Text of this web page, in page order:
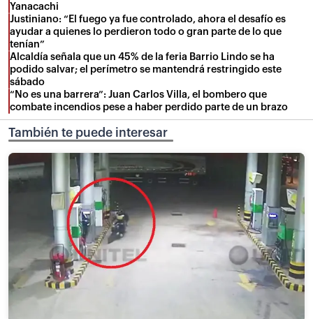
Yanacachi
Justiniano: “El fuego ya fue controlado, ahora el desafío es
ayudar a quienes lo perdieron todo o gran parte de lo que
tenían”
Alcaldía señala que un 45% de la feria Barrio Lindo se ha
podido salvar; el perímetro se mantendrá restringido este
sábado
“No es una barrera”: Juan Carlos Villa, el bombero que
combate incendios pese a haber perdido parte de un brazo
También te puede interesar